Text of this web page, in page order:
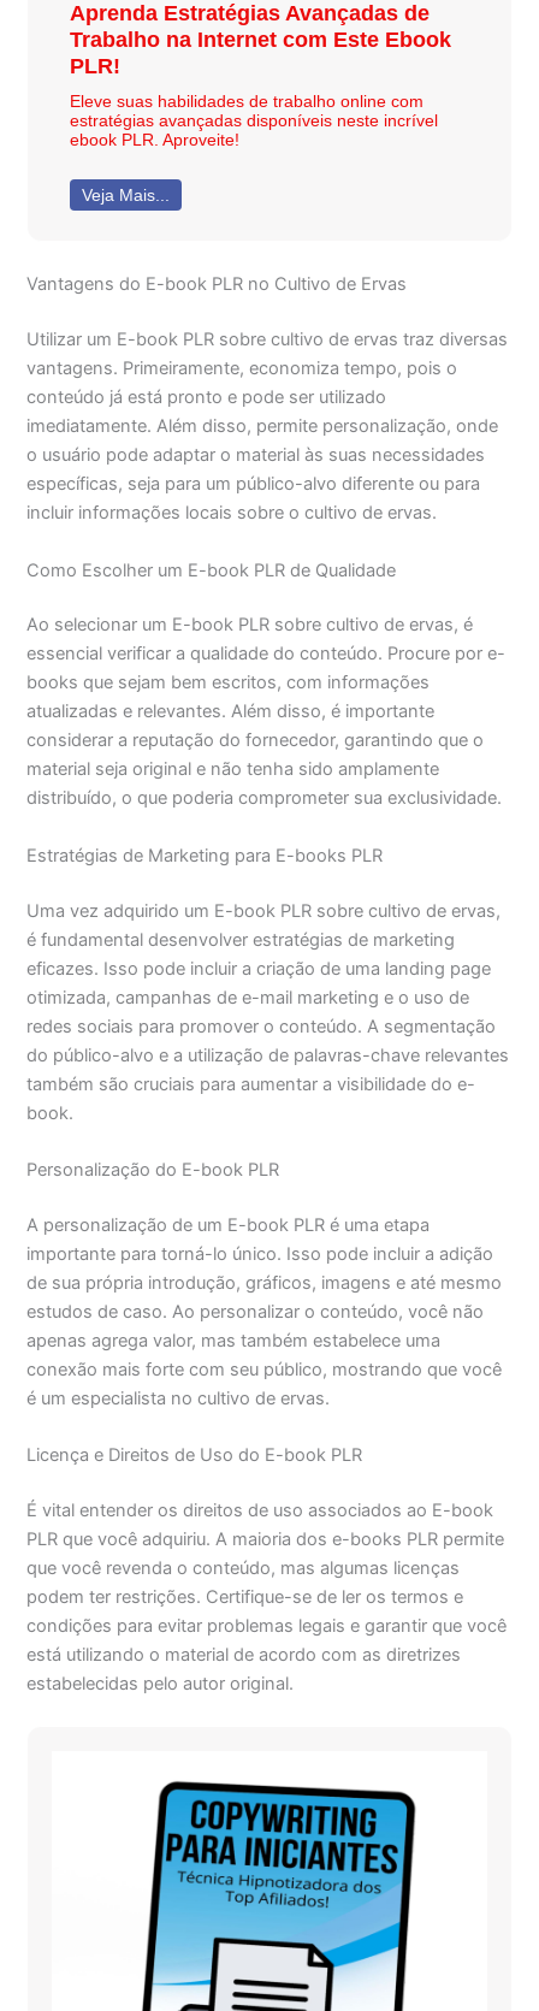
Aprenda Estratégias Avançadas de
Trabalho na Internet com Este Ebook
PLR!
Eleve suas habilidades de trabalho online com
estratégias avançadas disponíveis neste incrível
ebook PLR. Aproveite!
Veja Mais...
Vantagens do E-book PLR no Cultivo de Ervas
Utilizar um E-book PLR sobre cultivo de ervas traz diversas
vantagens. Primeiramente, economiza tempo, pois o
conteúdo já está pronto e pode ser utilizado
imediatamente. Além disso, permite personalização, onde
o usuário pode adaptar o material às suas necessidades
específicas, seja para um público-alvo diferente ou para
incluir informações locais sobre o cultivo de ervas.
Como Escolher um E-book PLR de Qualidade
Ao selecionar um E-book PLR sobre cultivo de ervas, é
essencial verificar a qualidade do conteúdo. Procure por e-
books que sejam bem escritos, com informações
atualizadas e relevantes. Além disso, é importante
considerar a reputação do fornecedor, garantindo que o
material seja original e não tenha sido amplamente
distribuído, o que poderia comprometer sua exclusividade.
Estratégias de Marketing para E-books PLR
Uma vez adquirido um E-book PLR sobre cultivo de ervas,
é fundamental desenvolver estratégias de marketing
eficazes. Isso pode incluir a criação de uma landing page
otimizada, campanhas de e-mail marketing e o uso de
redes sociais para promover o conteúdo. A segmentação
do público-alvo e a utilização de palavras-chave relevantes
também são cruciais para aumentar a visibilidade do e-
book.
Personalização do E-book PLR
A personalização de um E-book PLR é uma etapa
importante para torná-lo único. Isso pode incluir a adição
de sua própria introdução, gráficos, imagens e até mesmo
estudos de caso. Ao personalizar o conteúdo, você não
apenas agrega valor, mas também estabelece uma
conexão mais forte com seu público, mostrando que você
é um especialista no cultivo de ervas.
Licença e Direitos de Uso do E-book PLR
É vital entender os direitos de uso associados ao E-book
PLR que você adquiriu. A maioria dos e-books PLR permite
que você revenda o conteúdo, mas algumas licenças
podem ter restrições. Certifique-se de ler os termos e
condições para evitar problemas legais e garantir que você
está utilizando o material de acordo com as diretrizes
estabelecidas pelo autor original.